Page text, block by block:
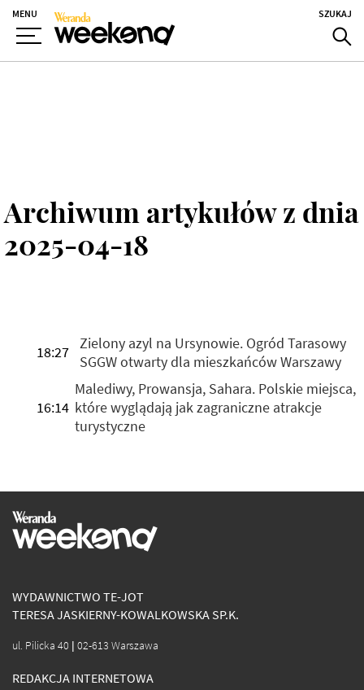
MENU SZUKAJ
Archiwum artykułów z dnia
2025-04-18
18:27 Zielony azyl na Ursynowie. Ogród Tarasowy
SGGW otwarty dla mieszkańców Warszawy
16:14
Malediwy, Prowansja, Sahara. Polskie miejsca,
które wyglądają jak zagraniczne atrakcje
turystyczne
WYDAWNICTWO TE-JOT
TERESA JASKIERNY-KOWALKOWSKA SP.K.
ul. Pilicka 40 | 02-613 Warszawa
REDAKCJA INTERNETOWA